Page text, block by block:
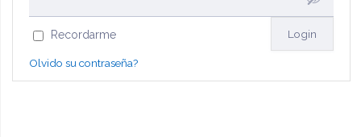
Recordarme
Olvido su contraseña?